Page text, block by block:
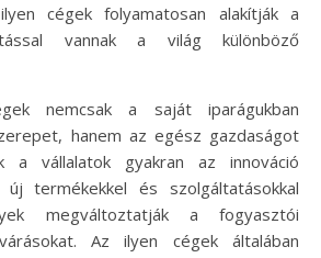
cégek folyamatosan alakítják a
vannak a világ különböző
nemcsak a saját iparágukban
hanem az egész gazdaságot
a vállalatok gyakran az innováció
új termékekkel és szolgáltatásokkal
megváltoztatják a fogyasztói
Az ilyen cégek általában